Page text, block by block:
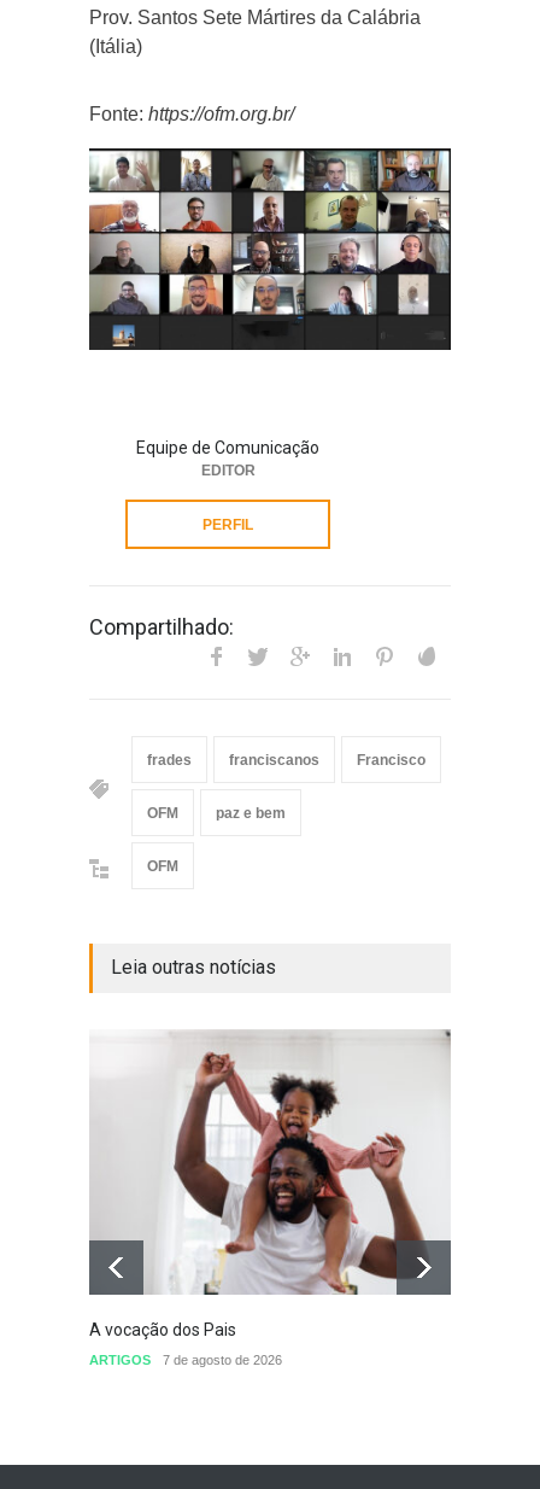
Prov. Santos Sete Mártires da Calábria
(Itália)
Fonte: https://ofm.org.br/
Equipe de Comunicação
EDITOR
PERFIL
Compartilhado:
frades franciscanos Francisco
OFM paz e bem
OFM
Leia outras notícias
A vocação dos Pais
ARTIGOS 7 de agosto de 2026